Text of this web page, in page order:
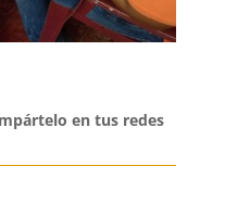
en tus redes